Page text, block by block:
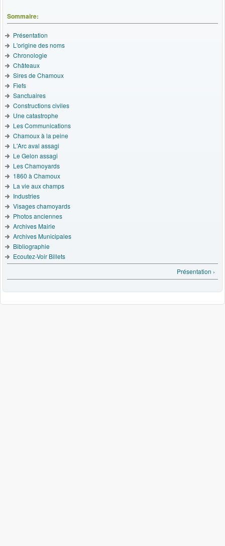
Sommaire:
Présentation
L'origine des noms
Chronologie
Châteaux
Sires de Chamoux
Fiefs
Sanctuaires
Constructions civiles
Une catastrophe
Les Communications
Chamoux à la peine
L'Arc aval assagi
Le Gelon assagi
Les Chamoyards
1860 à Chamoux
La vie aux champs
Industries
Visages chamoyards
Photos anciennes
Archives Mairie
Archives Municipales
Bibliographie
Ecoutez-Voir Billets
Présentation ›